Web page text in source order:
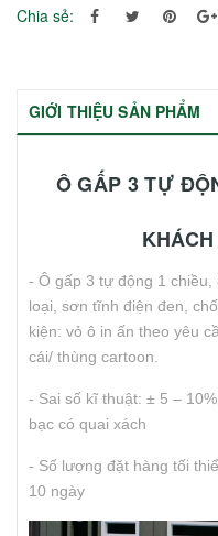
Chia sẻ:
GIỚI THIỆU SẢN PHẨM
Ô GẤP 3 TỰ
- Ô gấp 3 tự động 1
loại, sơn tĩnh điện đen,
kiện: vỏ ô in ấn theo yêu
cái/ thùng cartoon.
- Sai số kĩ thuật: ± 5 –
bạc có quai xách
- Số lượng đặt hàng tối
10 ngày